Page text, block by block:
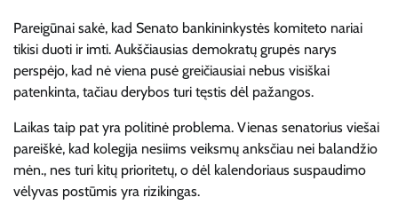
Pareigūnai sakė, kad Senato bankininkystės komiteto nariai
tikisi duoti ir imti. Aukščiausias demokratų grupės narys
perspėjo, kad nė viena pusė greičiausiai nebus visiškai
patenkinta, tačiau derybos turi tęstis dėl pažangos.
Laikas taip pat yra politinė problema. Vienas senatorius viešai
pareiškė, kad kolegija nesiims veiksmų anksčiau nei balandžio
mėn., nes turi kitų prioritetų, o dėl kalendoriaus suspaudimo
vėlyvas postūmis yra rizikingas.